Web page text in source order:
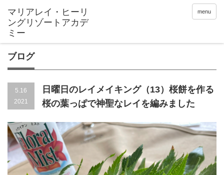
menu
ブログ
5.16
2021
日曜日のレイメイキング（13）桜餅を作る
桜の葉っぱで神聖なレイを編みました